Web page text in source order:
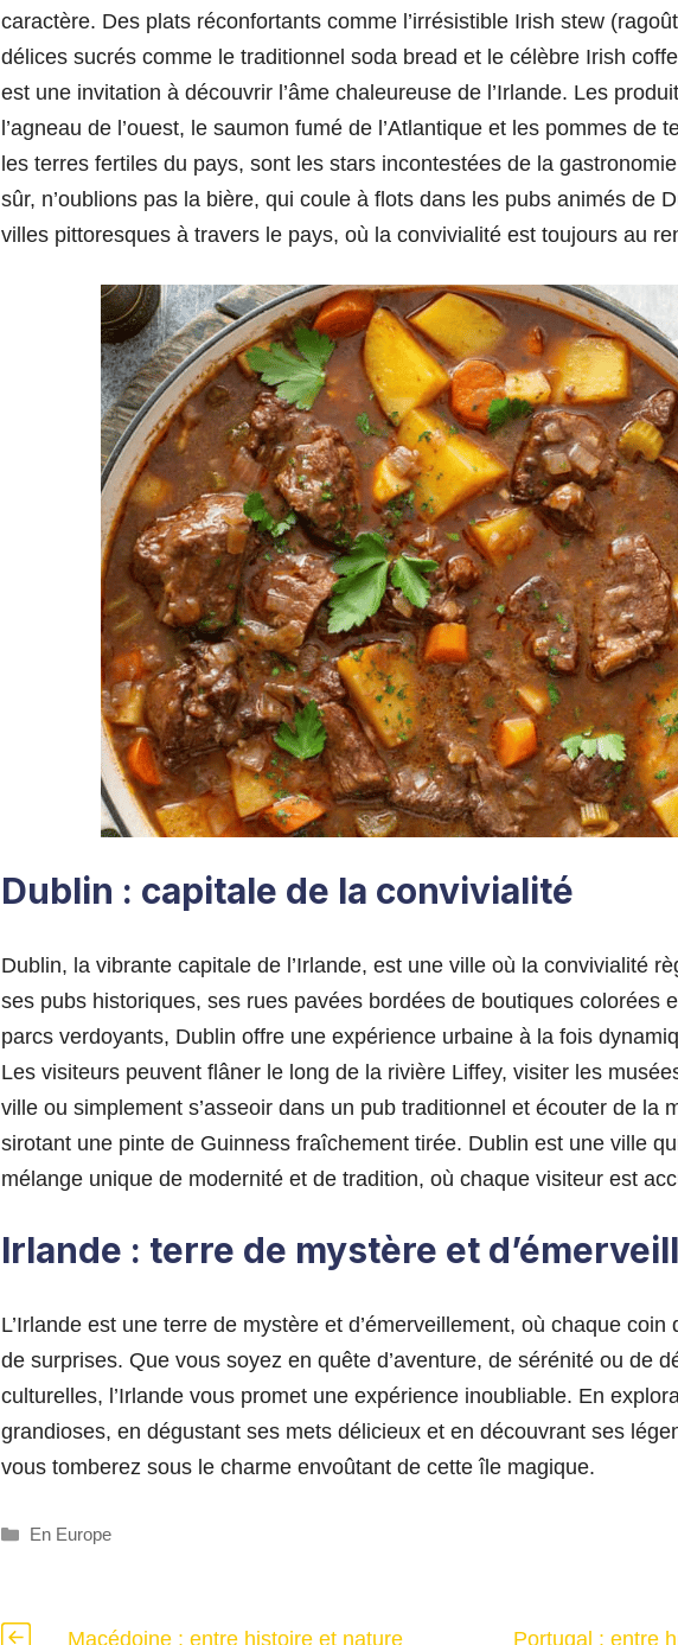
caractère. Des plats réconfortants comme l’irrésistible Irish stew
délices sucrés comme le traditionnel soda bread et le célèbre Irish
est une invitation à découvrir l’âme chaleureuse de l’Irlande. Les
l’agneau de l’ouest, le saumon fumé de l’Atlantique et les pommes de
les terres fertiles du pays, sont les stars incontestées de la
sûr, n’oublions pas la bière, qui coule à flots dans les pubs animés de
villes pittoresques à travers le pays, où la convivialité est toujours au
Dublin : capitale de la convivialité
Dublin, la vibrante capitale de l’Irlande, est une ville où la convivialité
ses pubs historiques, ses rues pavées bordées de boutiques colorées
parcs verdoyants, Dublin offre une expérience urbaine à la fois
Les visiteurs peuvent flâner le long de la rivière Liffey, visiter les
ville ou simplement s’asseoir dans un pub traditionnel et écouter de la
sirotant une pinte de Guinness fraîchement tirée. Dublin est une ville
mélange unique de modernité et de tradition, où chaque visiteur est
Irlande : terre de mystère et
L’Irlande est une terre de mystère et d’émerveillement, où chaque
de surprises. Que vous soyez en quête d’aventure, de sérénité ou de
culturelles, l’Irlande vous promet une expérience inoubliable. En
grandioses, en dégustant ses mets délicieux et en découvrant ses
vous tomberez sous le charme envoûtant de cette île magique.
Catégories
En Europe
Macédoine : entre histoire et nature Portugal : entre